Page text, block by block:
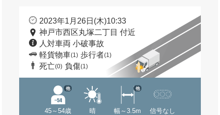
2023年1月26日(木)10:33
神戸市西区丸塚二丁目 付近
人対車両 小破事故
軽貨物車(1) 歩行者(1)
死亡(0) 負傷(1)
45～54歳
他
晴 幅～3.5m
他
信号なし